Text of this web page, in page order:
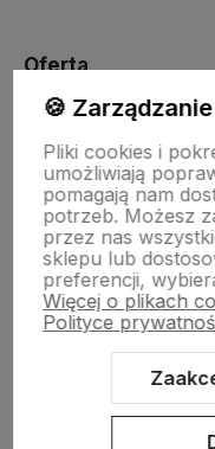
Oferta
Drewniane
Kolorowe
Informacje
🍪
Pliki cookies i
umożliwiają
pomagają nam
potrzeb. Możesz
przez nas
sklepu lub
preferencji,
Więcej o plikach
Polityce